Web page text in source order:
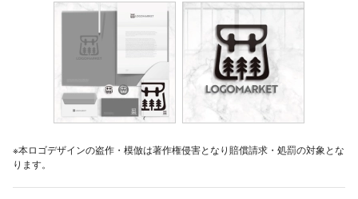
※本ロゴデザインの盗作・模倣は著作権侵害となり賠償請求・処罰の対象とな
ります。